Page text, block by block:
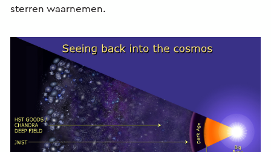
sterren waarnemen.